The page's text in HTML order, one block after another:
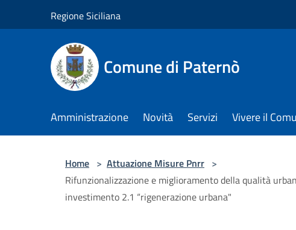
Regione Siciliana
Comune di Paternò
Amministrazione Novità Servizi Vivere il
Home > Attuazione Misure Pnrr >
Rifunzionalizzazione e miglioramento della qualità
investimento 2.1 “rigenerazione urbana"